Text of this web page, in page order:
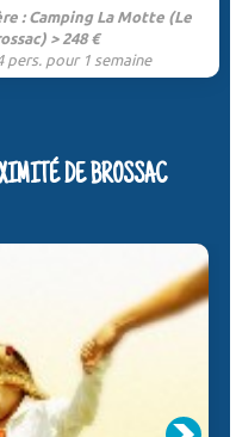
: Camping La Motte (Le
> 248 €
pour 1 semaine
DE BROSSAC